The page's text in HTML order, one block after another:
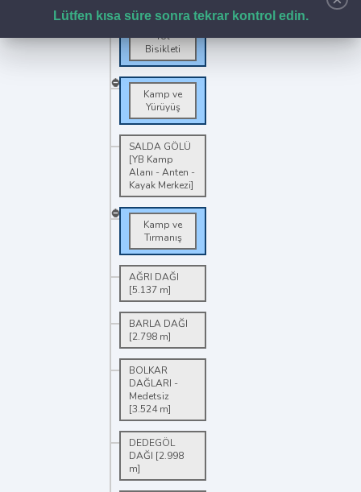
Yol
Bisikleti
Kamp ve
Yürüyüş
SALDA GÖLÜ
[YB Kamp
Alanı - Anten -
Kayak Merkezi]
Kamp ve
Tırmanış
AĞRI DAĞI
[5.137 m]
BARLA DAĞI
[2.798 m]
BOLKAR
DAĞLARI -
Medetsiz
[3.524 m]
DEDEGÖL
DAĞI [2.998
m]
Lütfen kısa süre sonra tekrar kontrol edin.